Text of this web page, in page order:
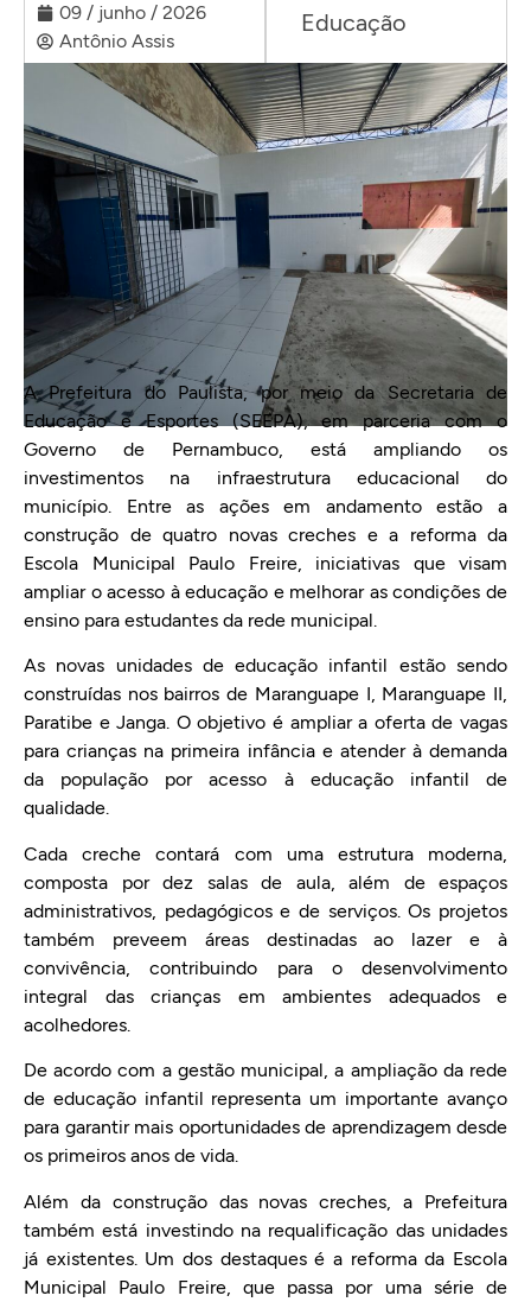
09 / junho / 2026
Antônio Assis
Educação
A Prefeitura do Paulista, por meio da Secretaria de
Educação e Esportes (SEEPA), em parceria com o
Governo de Pernambuco, está ampliando os
investimentos na infraestrutura educacional do
município. Entre as ações em andamento estão a
construção de quatro novas creches e a reforma da
Escola Municipal Paulo Freire, iniciativas que visam
ampliar o acesso à educação e melhorar as condições de
ensino para estudantes da rede municipal.
As novas unidades de educação infantil estão sendo
construídas nos bairros de Maranguape I, Maranguape II,
Paratibe e Janga. O objetivo é ampliar a oferta de vagas
para crianças na primeira infância e atender à demanda
da população por acesso à educação infantil de
qualidade.
Cada creche contará com uma estrutura moderna,
composta por dez salas de aula, além de espaços
administrativos, pedagógicos e de serviços. Os projetos
também preveem áreas destinadas ao lazer e à
convivência, contribuindo para o desenvolvimento
integral das crianças em ambientes adequados e
acolhedores.
De acordo com a gestão municipal, a ampliação da rede
de educação infantil representa um importante avanço
para garantir mais oportunidades de aprendizagem desde
os primeiros anos de vida.
Além da construção das novas creches, a Prefeitura
também está investindo na requalificação das unidades
já existentes. Um dos destaques é a reforma da Escola
Municipal Paulo Freire, que passa por uma série de